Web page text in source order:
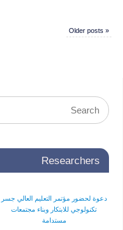
«
Older posts
Researchers
دعوة لحضور مؤتمر التعليم العالي جسر
مستدامة